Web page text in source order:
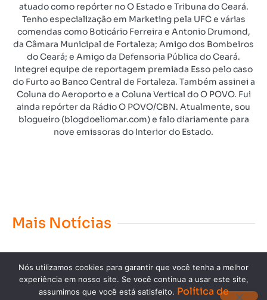
atuado como repórter no O Estado e Tribuna do Ceará.
Tenho especialização em Marketing pela UFC e várias
comendas como Boticário Ferreira e Antonio Drumond,
da Câmara Municipal de Fortaleza; Amigo dos Bombeiros
do Ceará; e Amigo da Defensoria Pública do Ceará.
Integrei equipe de reportagem premiada Esso pelo caso
do Furto ao Banco Central de Fortaleza. Também assinei a
Coluna do Aeroporto e a Coluna Vertical do O POVO. Fui
ainda repórter da Rádio O POVO/CBN. Atualmente, sou
blogueiro (blogdoeliomar.com) e falo diariamente para
nove emissoras do Interior do Estado.
Mais Notícias
Nós utilizamos cookies para garantir que você tenha a melhor
experiência em nosso site. Se você continua a usar este site,
assumimos que você está satisfeito. Política de